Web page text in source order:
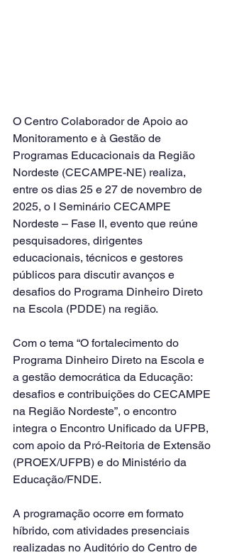
O Centro Colaborador de Apoio ao
Monitoramento e à Gestão de
Programas Educacionais da Região
Nordeste (CECAMPE-NE) realiza,
entre os dias 25 e 27 de novembro de
2025, o I Seminário CECAMPE
Nordeste – Fase II, evento que reúne
pesquisadores, dirigentes
educacionais, técnicos e gestores
públicos para discutir avanços e
desafios do Programa Dinheiro Direto
na Escola (PDDE) na região.
Com o tema “O fortalecimento do
Programa Dinheiro Direto na Escola e
a gestão democrática da Educação:
desafios e contribuições do CECAMPE
na Região Nordeste”, o encontro
integra o Encontro Unificado da UFPB,
com apoio da Pró-Reitoria de Extensão
(PROEX/UFPB) e do Ministério da
Educação/FNDE.
A programação ocorre em formato
híbrido, com atividades presenciais
realizadas no Auditório do Centro de